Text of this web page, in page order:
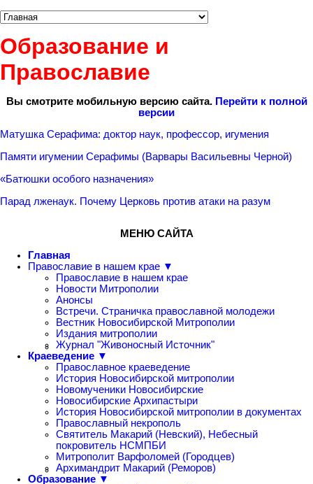
Образование и
Православие
Вы смотрите мобильную версию сайта. Перейти к полной
версии
Матушка Серафима: доктор наук, профессор, игумения
Памяти игумении Серафимы (Варвары Васильевны Черной)
«Батюшки особого назначения»
Парад лженаук. Почему Церковь против атаки на разум
МЕНЮ САЙТА
Главная
Православие в нашем крае ▼
Православие в нашем крае
Новости Митрополии
Анонсы
Встречи. Страничка православной молодежи
Вестник Новосибирской Митрополии
Издания митрополии
Журнал "Живоносный Источник"
Краеведение ▼
Православное краеведение
История Новосибирской митрополии
Новомученики Новосибирские
Новосибирские Архипастыри
История Новосибирской митрополии в документах
Православный некрополь
Святитель Макарий (Невский), Небесный
покровитель НСМПБИ
Митрополит Варфоломей (Городцев)
Архимандрит Макарий (Реморов)
Образование ▼